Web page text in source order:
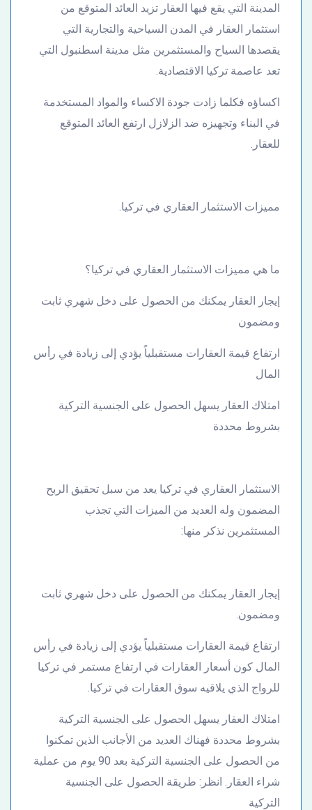
المدينة التي يقع فيها العقار تزيد العائد المتوقع من
استثمار العقار في المدن السياحية والتجارية التي
يقصدها السياح والمستثمرين مثل مدينة اسطنبول التي
تعد عاصمة تركيا الاقتصادية.
اكساؤه فكلما زادت جودة الاكساء والمواد المستخدمة
في البناء وتجهيزه ضد الزلازل ارتفع العائد المتوقع
للعقار.
مميزات الاستثمار العقاري في تركيا.
ما هي مميزات الاستثمار العقاري في تركيا؟
إيجار العقار يمكنك من الحصول على دخل شهري ثابت
ومضمون
ارتفاع قيمة العقارات مستقبلياً يؤدي إلى زيادة في رأس
المال
امتلاك العقار يسهل الحصول على الجنسية التركية
بشروط محددة
الاستثمار العقاري في تركيا يعد من سبل تحقيق الربح
المضمون وله العديد من الميزات التي تجذب
المستثمرين نذكر منها:
إيجار العقار يمكنك من الحصول على دخل شهري ثابت
ومضمون.
ارتفاع قيمة العقارات مستقبلياً يؤدي إلى زيادة في رأس
المال كون أسعار العقارات في ارتفاع مستمر في تركيا
للرواج الذي يلاقيه سوق العقارات في تركيا.
امتلاك العقار يسهل الحصول على الجنسية التركية
بشروط محددة فهناك العديد من الأجانب الذين تمكنوا
من الحصول على الجنسية التركية بعد 90 يوم من عملية
شراء العقار. انظر: طريقة الحصول على الجنسية
التركية